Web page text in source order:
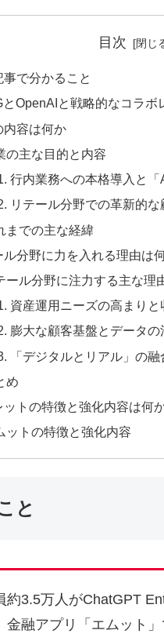
目次
事で分かること
とOpenAIと戦略的なコラボ
内容は何か
の主な目的と内容
行内業務への本格導入と
リテール分野での革新的な
までの主な経緯
ル分野に力を入れる理由は
ール分野に注力する主な理
資産運用ニーズの高まり
膨大な顧客基盤とデータの
「デジタルとリアル」の
め
ットの特徴と強化内容は何
ットの特徴と強化内容
と
約3.5万人がChatGPT
金融アプリ「エムット